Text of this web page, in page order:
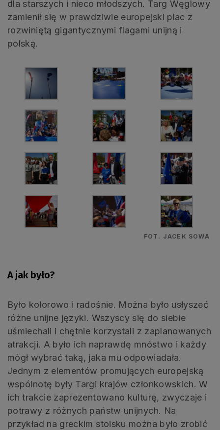
dla starszych i nieco młodszych. Targ Węglowy
zamienił się w prawdziwie europejski plac z
rozwiniętą gigantycznymi flagami unijną i
polską.
FOT. JACEK SOWA
A jak było?
Było kolorowo i radośnie. Można było usłyszeć
różne unijne języki. Wszyscy się do siebie
uśmiechali i chętnie korzystali z zaplanowanych
atrakcji. A było ich naprawdę mnóstwo i każdy
mógł wybrać taką, jaka mu odpowiadała.
Jednym z elementów promujących europejską
wspólnotę były Targi krajów członkowskich. W
ich trakcie zaprezentowano kulturę, zwyczaje i
potrawy z różnych państw unijnych. Na
przykład na greckim stoisku można było zrobić